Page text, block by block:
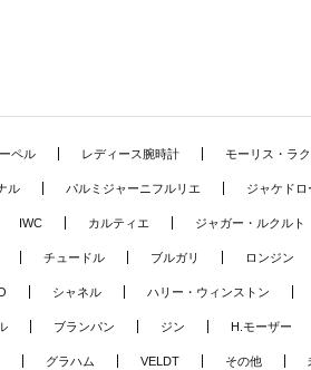
ペル レディース腕時計 モーリス・ラ
ル パルミジャーニフルリエ ジャケドロ
IWC カルティエ ジャガー・ルクルト
チュードル ブルガリ ロンジン
シャネル ハリー・ウィンストン
ブランパン ジン H.モーザー
グラハム VELDT その他